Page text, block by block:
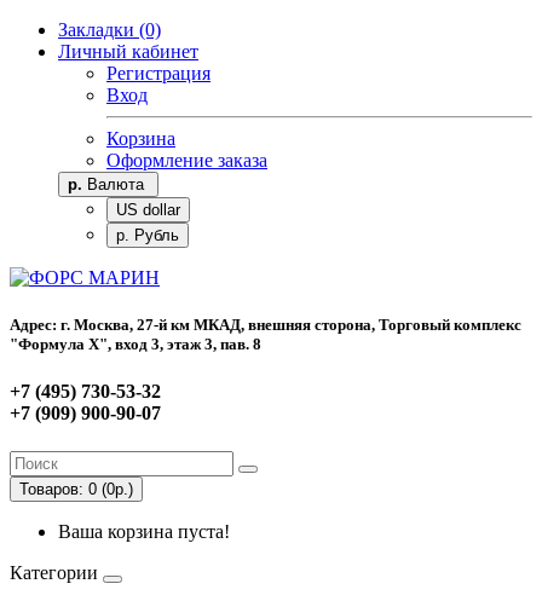
Закладки (0)
Личный кабинет
Регистрация
Вход
Корзина
Оформление заказа
р. Валюта
US dollar
р. Рубль
Адрес: г. Москва, 27-й км МКАД, внешняя сторона, Торговый комплекс
"Формула Х", вход 3, этаж 3, пав. 8
+7 (495) 730-53-32
+7 (909) 900-90-07
Товаров: 0 (0р.)
Ваша корзина пуста!
Категории